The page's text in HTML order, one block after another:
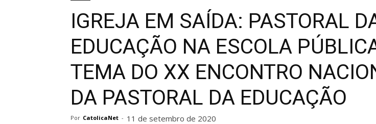
IGREJA EM SAÍDA: PASTORAL
EDUCAÇÃO NA ESCOLA
TEMA DO XX ENCONTRO
DA PASTORAL DA EDUCAÇÃO
Por CatolicaNet - 11 de setembro de 2020